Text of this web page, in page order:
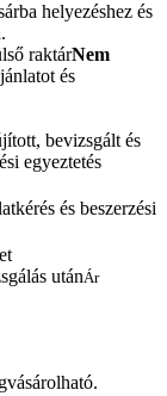
helyezéshez és
raktárNem
és
bevizsgált és
egyeztetés
és beszerzési
utánÁr